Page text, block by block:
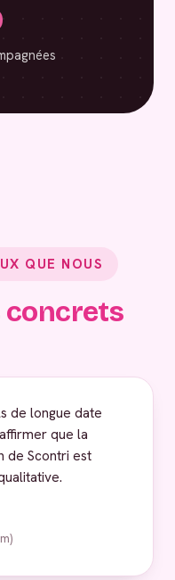
QUE NOUS
concrets
de longue date
que la
de Scontri est